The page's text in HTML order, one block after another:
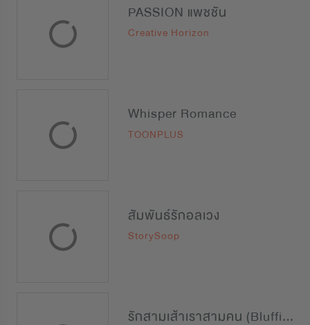
PASSION แพชชัน
Creative Horizon
Whisper Romance
TOONPLUS
สัมพันธ์รักอลเวง
StorySoop
รักสามเส้าเราสามคน (Bluffing)